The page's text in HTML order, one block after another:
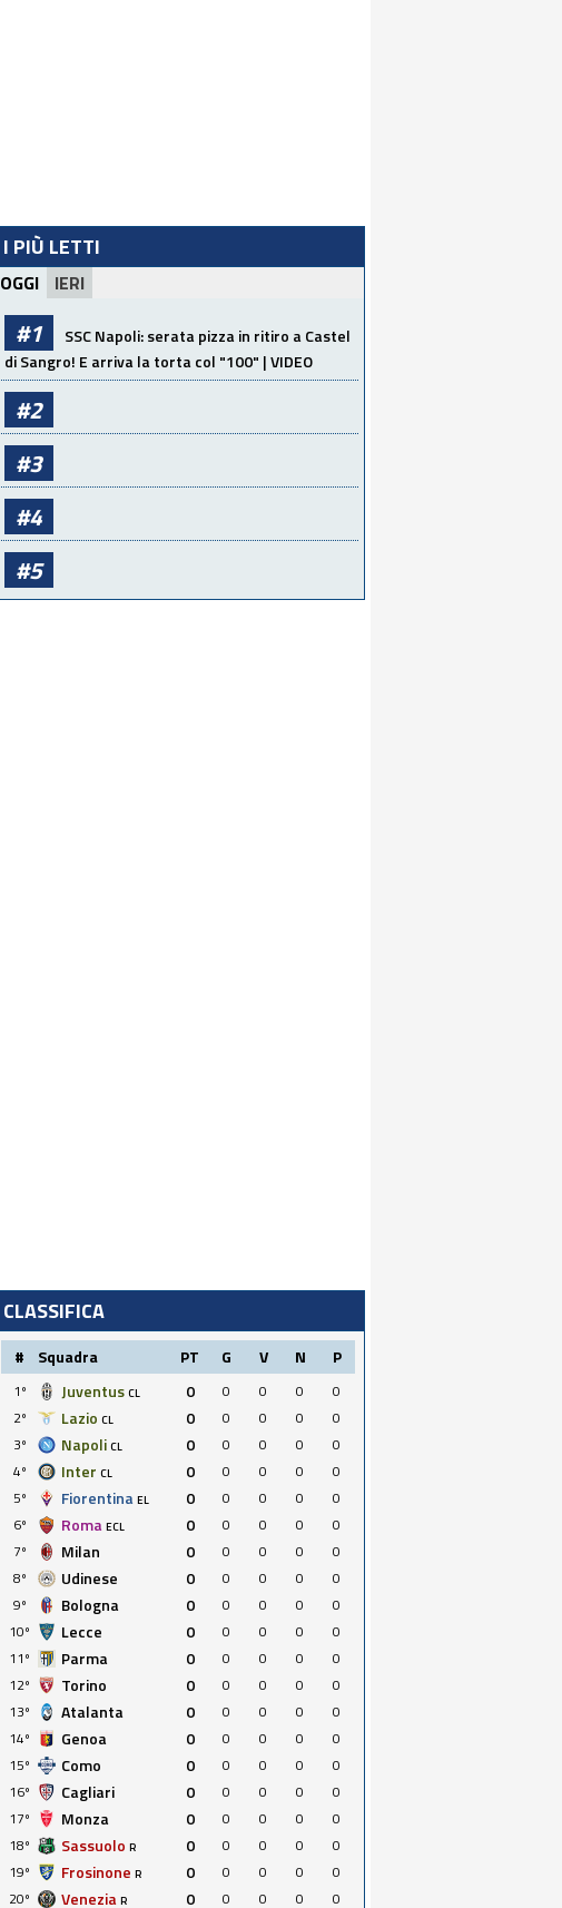
I PIÙ LETTI
OGGI IERI
#1
SSC Napoli: serata pizza in ritiro a Castel
di Sangro! E arriva la torta col "100" | VIDEO
#2
#3
#4
#5
CLASSIFICA
# Squadra PT G V N P
1º Juventus CL 0 0 0 0
0
2º
Lazio CL 0 0 0 0
0
3º
Napoli CL 0 0 0 0
0
4º
Inter CL 0 0 0 0
0
5º
Fiorentina EL 0 0 0 0
0
6º
Roma ECL 0 0 0 0
0
7º
Milan 0 0 0 0
0
8º
Udinese 0 0 0 0
0
9º
Bologna 0 0 0 0
0
10º
Lecce 0 0 0 0
0
11º
Parma 0 0 0 0
0
12º
Torino 0 0 0 0
0
13º
Atalanta 0 0 0 0
0
14º
Genoa 0 0 0 0
0
15º
Como 0 0 0 0
0
16º
Cagliari 0 0 0 0
0
17º
Monza 0 0 0 0
0
18º
Sassuolo R 0 0 0 0
0
19º
Frosinone R 0 0 0 0
0
20º
Venezia R 0 0 0 0 0